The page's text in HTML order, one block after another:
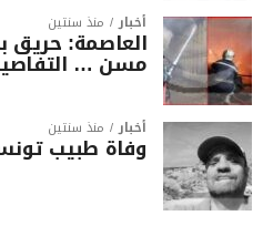
أخبار منذ سنتين
العاصمة: حريق
مسن …
أخبار منذ سنتين
وفاة طبيب